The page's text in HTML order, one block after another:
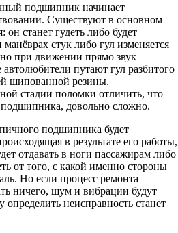
подшипник начинает
Существуют в основном
он станет гудеть либо будет
стук либо гул изменяется
при движении прямо звук
путают гул разбитого
шипованной резины.
стадии поломки отличить, что
довольно сложно.
подшипника будет
в результате его работы,
отдавать в ноги пассажирам либо
от того, с какой именно стороны
Но если процесс ремонта
ничего, шум и вибрации будут
определить неисправность станет